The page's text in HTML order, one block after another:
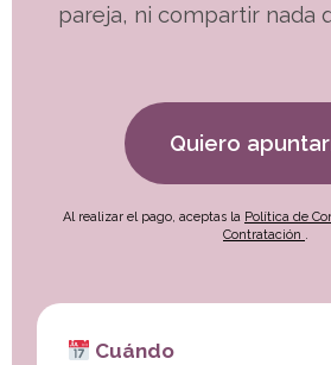
pareja, ni compartir nada
Quiero
Al realizar el pago, aceptas la Política de
Contratación .
Cuándo